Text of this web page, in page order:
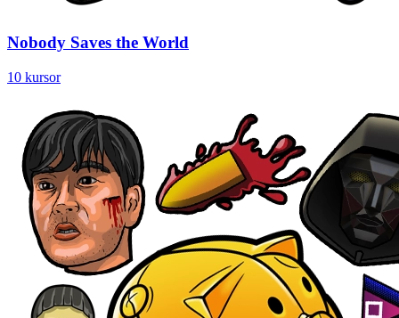
Nobody Saves the World
10 kursor